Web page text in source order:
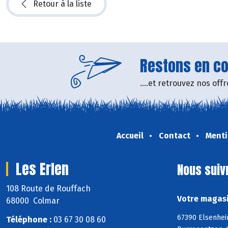
Retour à la liste
Restons en
....et retrouvez nos
Accueil Contact
Les Erlen
108 Route de Rouffach
68000 Colmar
Téléphone : 03 67 30 08 60
Nous
Votre
67390